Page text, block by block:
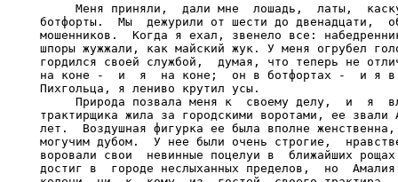
Меня приняли,  дали мне  лошадь,  латы,
ботфорты.  Мы  дежурили от шести до двенадцати,
мошенников.  Когда я ехал, звенело все:
шпоры жужжали, как майский жук. У меня огрубел
гордился своей службой,  думая, что теперь не
на коне -  и  я  на коне;  он в ботфортах -  и я в
Пихгольца, я лениво крутил усы.
Природа позвала меня к  своему делу,  и  я
трактирщика жила за городскими воротами, ее звали
лет.  Воздушная фигурка ее была вполне
могучим дубом.  У нее были очень строгие,
воровали свои  невинные поцелуи в  ближайших
достиг в  городе неслыханных пределов,  но